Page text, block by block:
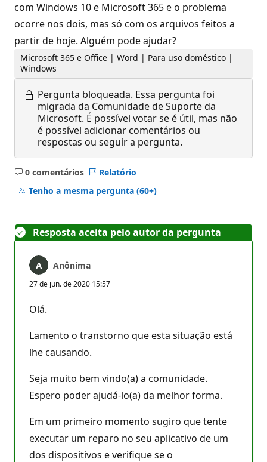
com Windows 10 e Microsoft 365 e o problema
ocorre nos dois, mas só com os arquivos feitos a
partir de hoje. Alguém pode ajudar?
Microsoft 365 e Office | Word | Para uso doméstico |
Windows
Pergunta bloqueada. Essa pergunta foi
migrada da Comunidade de Suporte da
Microsoft. É possível votar se é útil, mas não
é possível adicionar comentários ou
respostas ou seguir a pergunta.
0 comentários
Sem
comentários
Relatório
Tenho a mesma pergunta (60+)
Resposta aceita pelo autor da pergunta
Anônima
27 de jun. de 2020 15:57
Olá.
Lamento o transtorno que esta situação está
lhe causando.
Seja muito bem vindo(a) a comunidade.
Espero poder ajudá-lo(a) da melhor forma.
Em um primeiro momento sugiro que tente
executar um reparo no seu aplicativo de um
dos dispositivos e verifique se o